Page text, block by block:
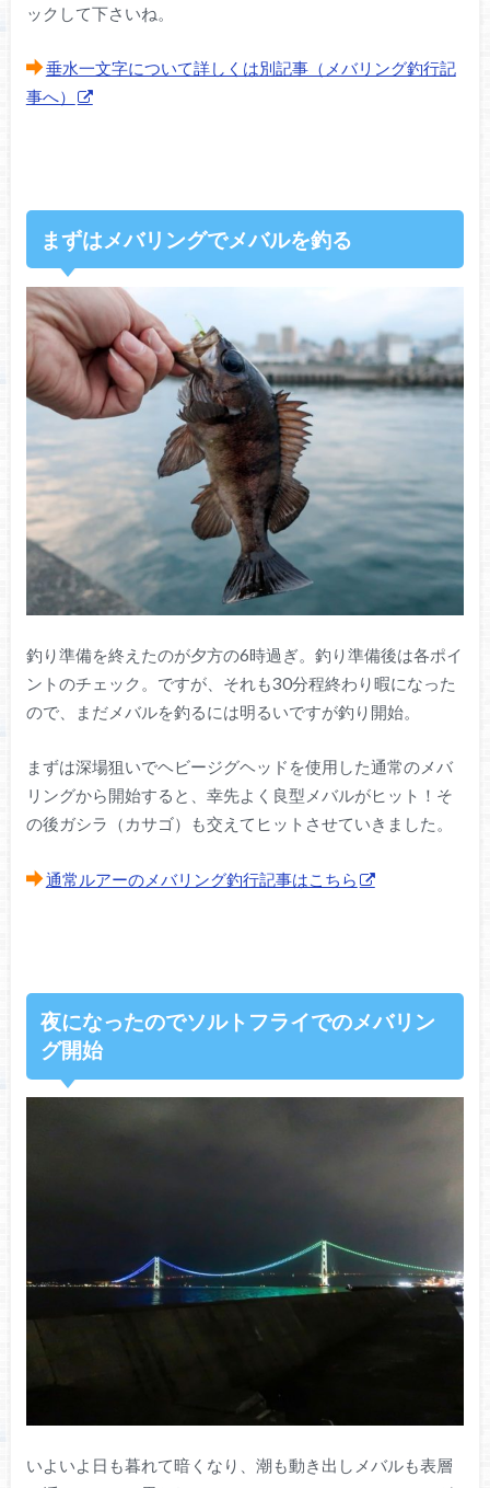
ックして下さいね。
垂水一文字について詳しくは別記事（メバリング釣行記
事へ）
まずはメバリングでメバルを釣る
釣り準備を終えたのが夕方の6時過ぎ。釣り準備後は各ポイ
ントのチェック。ですが、それも30分程終わり暇になった
ので、まだメバルを釣るには明るいですが釣り開始。
まずは深場狙いでヘビージグヘッドを使用した通常のメバ
リングから開始すると、幸先よく良型メバルがヒット！そ
の後ガシラ（カサゴ）も交えてヒットさせていきました。
通常ルアーのメバリング釣行記事はこちら
夜になったのでソルトフライでのメバリン
グ開始
いよいよ日も暮れて暗くなり、潮も動き出しメバルも表層